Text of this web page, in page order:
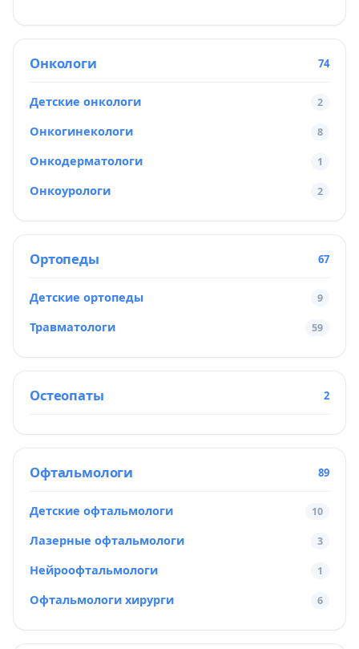
Онкологи 74
Детские онкологи 2
Онкогинекологи 8
Онкодерматологи 1
Онкоурологи 2
Ортопеды 67
Детские ортопеды 9
Травматологи 59
Остеопаты 2
Офтальмологи 89
Детские офтальмологи 10
Лазерные офтальмологи 3
Нейроофтальмологи 1
Офтальмологи хирурги 6